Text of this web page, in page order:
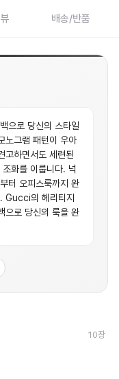
배송/반품
으로 당신의 스타일
노그램 패턴이 우아
고하면서도 세련된
화를 이룹니다. 넉
터 오피스룩까지 완
Gucci의 헤리티지
으로 당신의 룩을 완
10장